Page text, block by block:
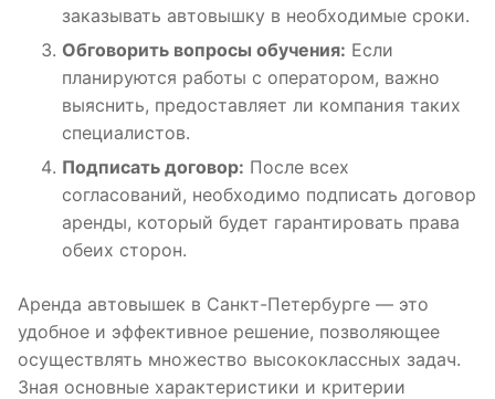
заказывать автовышку в необходимые сроки.
Обговорить вопросы обучения: Если
планируются работы с оператором, важно
выяснить, предоставляет ли компания таких
специалистов.
Подписать договор: После всех
согласований, необходимо подписать договор
аренды, который будет гарантировать права
обеих сторон.
Аренда автовышек в Санкт-Петербурге — это
удобное и эффективное решение, позволяющее
осуществлять множество высококлассных задач.
Зная основные характеристики и критерии